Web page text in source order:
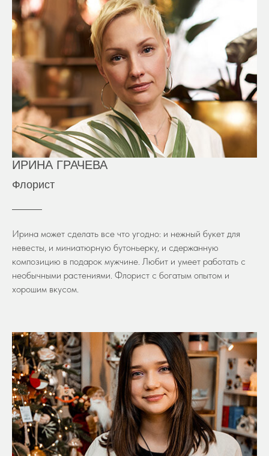
ИРИНА ГРАЧЕВА
Флорист
Ирина может сделать все что угодно: и нежный букет для
невесты, и миниатюрную бутоньерку, и сдержанную
композицию в подарок мужчине. Любит и умеет работать с
необычными растениями. Флорист с богатым опытом и
хорошим вкусом.